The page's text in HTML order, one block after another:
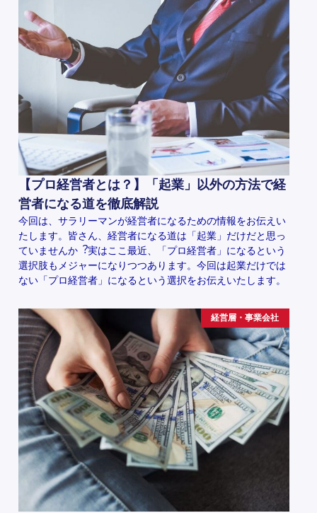
【プロ経営者とは？】「起業」以外の方法で経
営者になる道を徹底解説
今回は、サラリーマンが経営者になるための情報をお伝えい
たします。皆さん、経営者になる道は「起業」だけだと思っ
ていませんか︖実はここ最近、「プロ経営者」になるという
選択肢もメジャーになりつつあります。今回は起業だけでは
ない「プロ経営者」になるという選択をお伝えいたします。
経営層・事業会社